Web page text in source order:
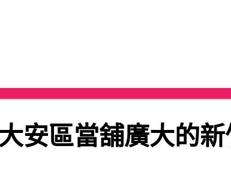
安區當舖廣大的